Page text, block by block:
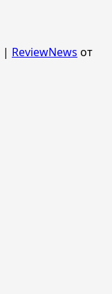
| ReviewNews от